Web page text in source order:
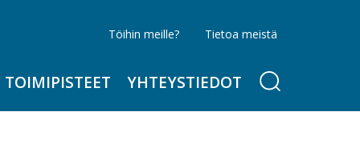
Tietoa meistä
Töihin meille?
TOIMIPISTEET YHTEYSTIEDOT